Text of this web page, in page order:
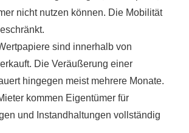
nicht nutzen können. Die Mobilität
sind innerhalb von
Die Veräußerung einer
hingegen meist mehrere Monate.
kommen Eigentümer für
und Instandhaltungen vollständig